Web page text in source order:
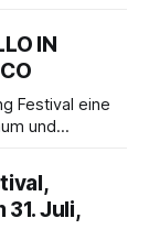
jedoch
IN
Festival eine
und
von
Juli,